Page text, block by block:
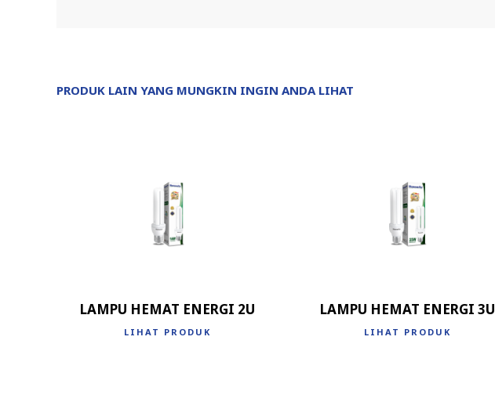
PRODUK LAIN YANG MUNGKIN INGIN ANDA LIHAT
LAMPU HEMAT ENERGI 2U
LIHAT PRODUK
LAMPU HEMAT ENERGI 3U
LIHAT PRODUK